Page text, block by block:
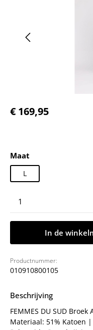
Normale prijs:
€ 169,95
Selecteer
Maat
L
In de
Productnummer:
010910800105
Beschrijving
FEMMES DU SUD Broek
Materiaal: 51% Katoen